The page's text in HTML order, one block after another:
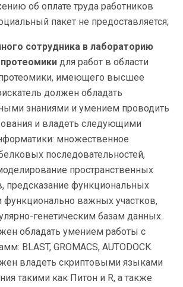
об оплате труда работников
пакет не предоставляется;
сотрудника в лабораторию
для работ в области
имеющего высшее
должен обладать
знаниями и умением проводить
и владеть следующими
множественное
последовательностей,
пространственных
предсказание функциональных
функционально важных участков,
генетическим базам данных.
обладать умением работы с
BLAST, GROMACS, AUTODOCK.
владеть скриптовыми языками
такими как Питон и R, а также